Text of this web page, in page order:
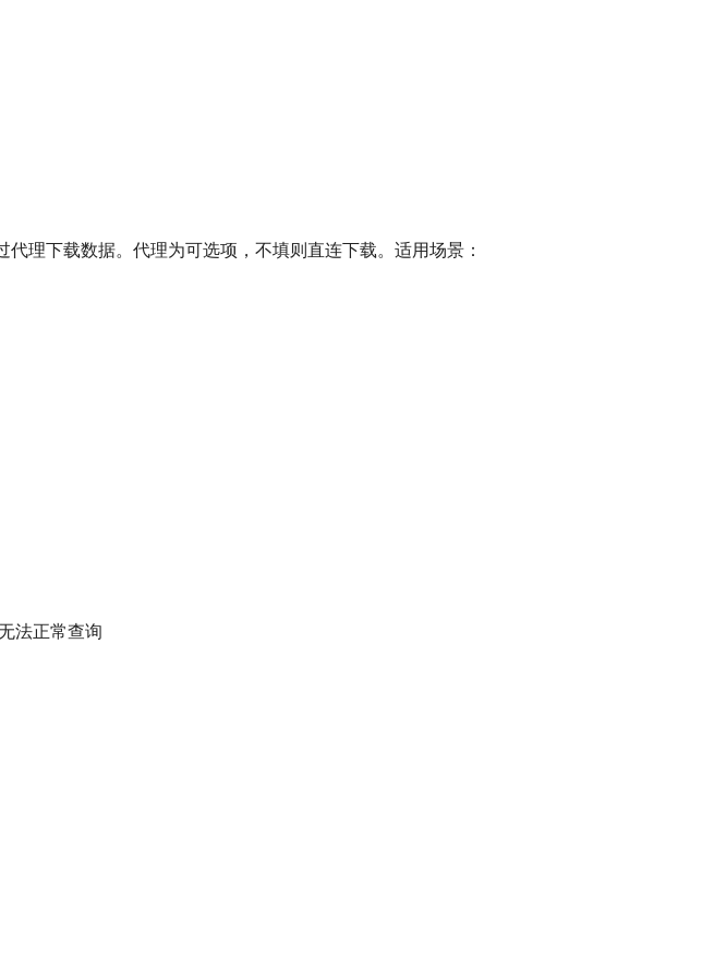
代理下载数据。代理为可选项，不填则直连下载。适用场景：
法正常查询